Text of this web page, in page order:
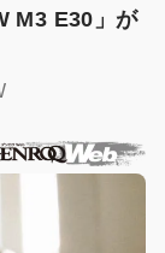
M3 E30」が